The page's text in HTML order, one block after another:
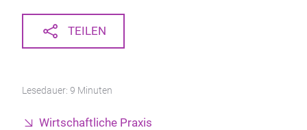
TEILEN
Lesedauer: 9 Minuten
Wirtschaftliche Praxis